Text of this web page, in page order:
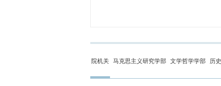
院机关 马克思主义研究学部 文学哲学学部 历